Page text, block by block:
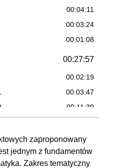
00:04:11
00:03:24
00:01:08
00:27:57
00:02:19
00:03:47
00:11:39
00:14:16
00:01:57
zaproponowany
jednym z fundamentów
Zakres tematyczny